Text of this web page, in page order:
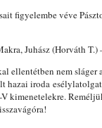
figyelembe véve
Juhász (Horváth
ellentétben nem
hazai iroda
kimenetelekre.